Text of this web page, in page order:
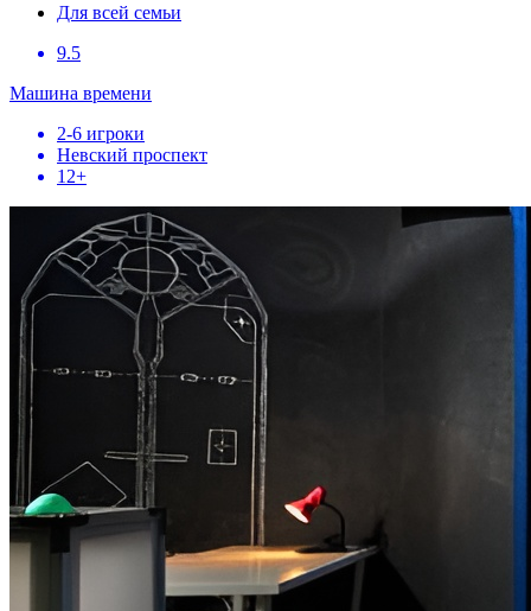
Для всей семьи
9.5
Машина времени
2-6 игроки
Невский проспект
12+